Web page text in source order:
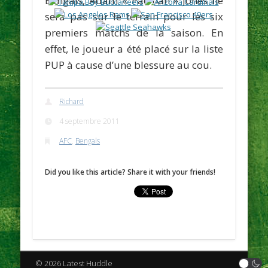
sera pas sur le terrain pour les six
premiers matchs de la saison. En
effet, le joueur a été placé sur la liste
PUP à cause d’une blessure au cou.
Richard
4 septembre 2011
AFC, Bengals
Did you like this article? Share it with your friends!
© 2026 Latest Huddle